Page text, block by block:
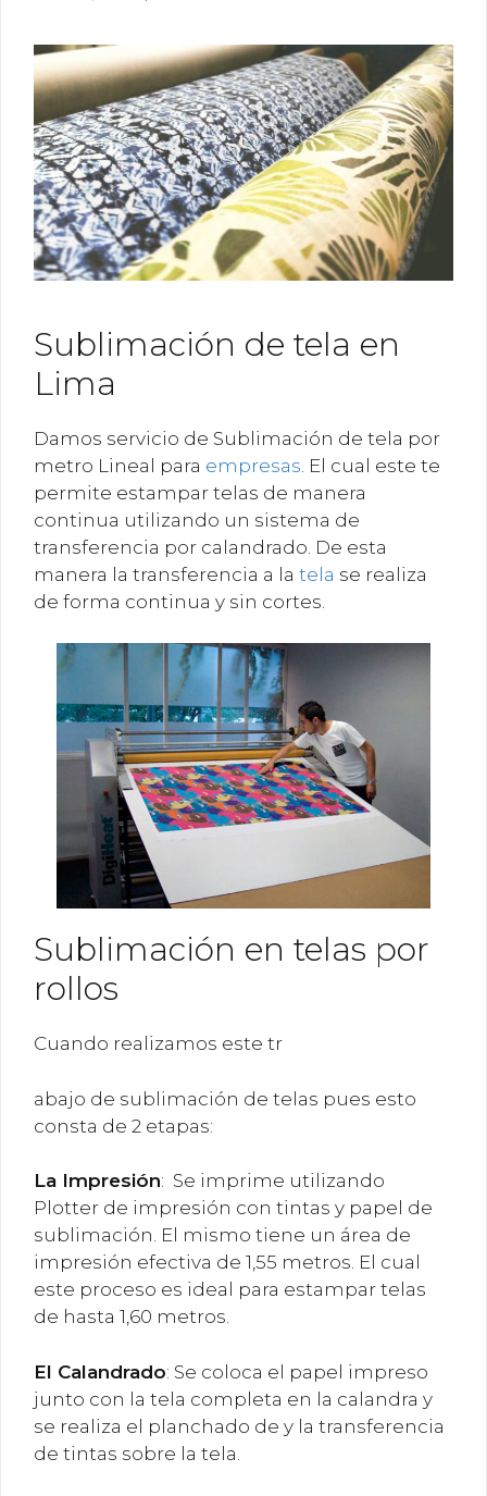
Sublimación de tela en
Lima
Damos servicio de Sublimación de tela por
metro Lineal para empresas . El cual este te
permite estampar telas de manera
continua utilizando un sistema de
transferencia por calandrado. De esta
manera la transferencia a la tela se realiza
de forma continua y sin cortes.
Sublimación en telas por
rollos
Cuando realizamos este tr
abajo de sublimación de telas pues esto
consta de 2 etapas:
La Impresión: Se imprime utilizando
Plotter de impresión con tintas y papel de
sublimación. El mismo tiene un área de
impresión efectiva de 1,55 metros. El cual
este proceso es ideal para estampar telas
de hasta 1,60 metros.
El Calandrado: Se coloca el papel impreso
junto con la tela completa en la calandra y
se realiza el planchado de y la transferencia
de tintas sobre la tela.